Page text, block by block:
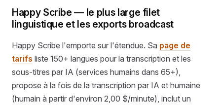
Happy Scribe — le plus large filet
linguistique et les exports broadcast
Happy Scribe l'emporte sur l'étendue. Sa page de
tarifs liste 150+ langues pour la transcription et les
sous-titres par IA (services humains dans 65+),
propose à la fois de la transcription par IA et humaine
(humain à partir d'environ 2,00 $/minute), inclut un